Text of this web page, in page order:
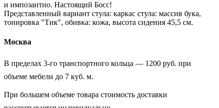
и импозантно. Настоящий Босс!
Представленный вариант стула: каркас стула: массив бука,
тонировка "Тик", обивка: кожа, высота сидения 45,5 см.
Москва
В пределах 3-го транспортного кольца — 1200 руб. при
объеме мебели до 7 куб. м.
При большем объеме товара стоимость доставки